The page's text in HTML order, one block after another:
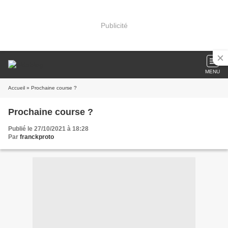
Publicité
MENU
Accueil » Prochaine course ?
Prochaine course ?
Publié le 27/10/2021 à 18:28
Par franckproto